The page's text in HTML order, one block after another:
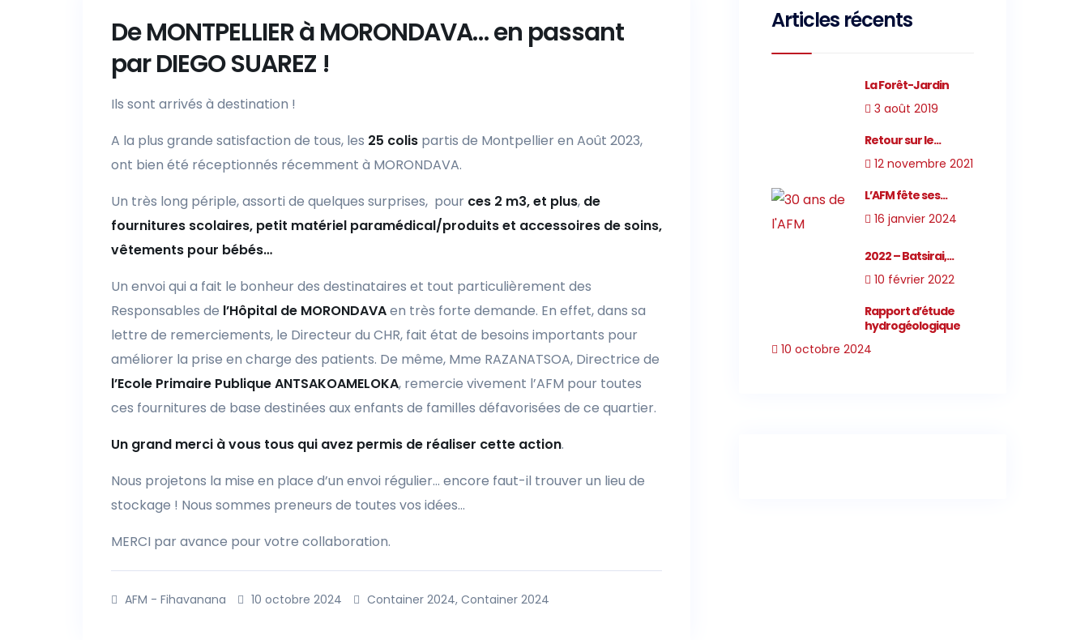
De MONTPELLIER à MORONDAVA… en passant
par DIEGO SUAREZ !
Ils sont arrivés à destination !
A la plus grande satisfaction de tous, les 25 colis partis de Montpellier en Août 2023,
ont bien été réceptionnés récemment à MORONDAVA.
Un très long périple, assorti de quelques surprises, pour ces 2 m3, et plus, de
fournitures scolaires, petit matériel paramédical/produits et accessoires de soins,
vêtements pour bébés…
Un envoi qui a fait le bonheur des destinataires et tout particulièrement des
Responsables de l’Hôpital de MORONDAVAen très forte demande. En effet, dans sa
lettre de remerciements, le Directeur du CHR, fait état de besoins importants pour
améliorer la prise en charge des patients. De même, Mme RAZANATSOA, Directrice de
l’Ecole Primaire Publique ANTSAKOAMELOKA, remercie vivement l’AFM pour toutes
ces fournitures de base destinées aux enfants de familles défavorisées de ce quartier.
Un grand merci à vous tous qui avez permis de réaliser cette action.
Nous projetons la mise en place d’un envoi régulier… encore faut-il trouver un lieu de
stockage ! Nous sommes preneurs de toutes vos idées…
MERCI par avance pour votre collaboration.
AFM - Fihavanana 10 octobre 2024 Container 2024, Container 2024
Articles récents
La Forêt-Jardin
3 août 2019
Retour sur le...
12 novembre 2021
L’AFM fête ses...
16 janvier 2024
2022 – Batsirai,...
10 février 2022
Rapport d’étude
hydrogéologique
10 octobre 2024